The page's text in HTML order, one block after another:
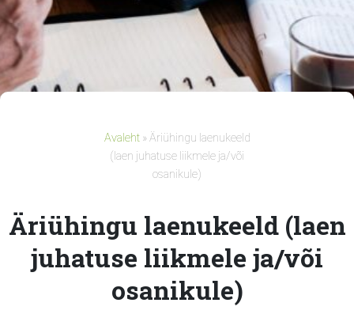
Avaleht»Äriühingu laenukeeld
(laen juhatuse liikmele ja/või
osanikule)
Äriühingu laenukeeld (laen
juhatuse liikmele ja/või
osanikule)